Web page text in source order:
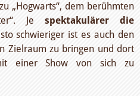
„Hogwarts“, dem berühmten
Jespektakulärer die
schwieriger ist es auch den
Zielraum zu bringen und dort
einer Show von sich zu